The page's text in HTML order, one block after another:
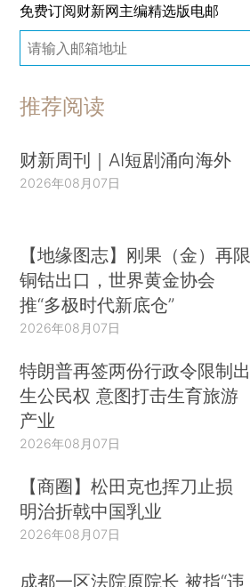
免费订阅财新网主编精选版电邮
推荐阅读
财新周刊｜AI短剧涌向海外
2026年08月07日
【地缘图志】刚果（金）再限
铜钴出口，世界黄金协会
推“多极时代新底仓”
2026年08月07日
特朗普再签两份行政令限制出
生公民权 意图打击生育旅游
产业
2026年08月07日
【商圈】松田克也挥刀止损
明治折戟中国乳业
2026年08月07日
成都一区法院原院长 被指“违